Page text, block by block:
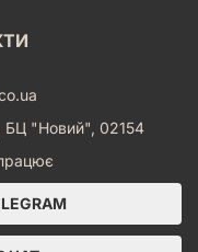
БЦ "Новий", 02154